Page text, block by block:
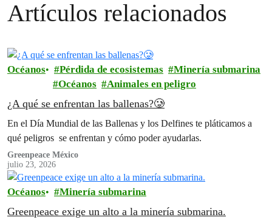
Artículos relacionados
Océanos Pérdida de ecosistemas
Minería submarina
Océanos
Animales en peligro
¿A qué se enfrentan las ballenas?🥲
En el Día Mundial de las Ballenas y los Delfines te pláticamos a
qué peligros se enfrentan y cómo poder ayudarlas.
Greenpeace México
julio 23, 2026
Océanos Minería submarina
Greenpeace exige un alto a la minería submarina.